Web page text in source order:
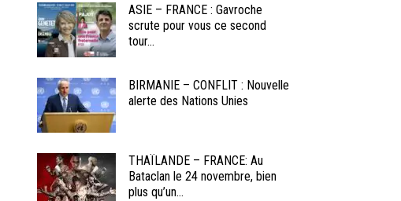
ASIE – FRANCE : Gavroche
scrute pour vous ce second
tour...
BIRMANIE – CONFLIT : Nouvelle
alerte des Nations Unies
THAÏLANDE – FRANCE: Au
Bataclan le 24 novembre, bien
plus qu’un...